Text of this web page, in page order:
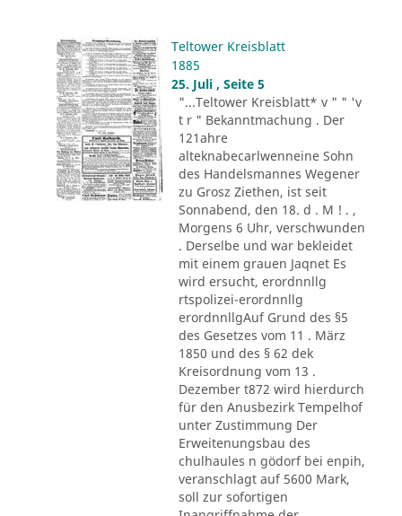
Teltower Kreisblatt
1885
25. Juli , Seite 5
"...Teltower Kreisblatt* v " " 'v
t r " Bekanntmachung . Der
121ahre
alteknabecarlwenneine Sohn
des Handelsmannes Wegener
zu Grosz Ziethen, ist seit
Sonnabend, den 18. d . M ! . ,
Morgens 6 Uhr, verschwunden
. Derselbe und war bekleidet
mit einem grauen Jaqnet Es
wird ersucht, erordnnllg
rtspolizei-erordnnllg
erordnnllgAuf Grund des §5
des Gesetzes vom 11 . März
1850 und des § 62 dek
Kreisordnung vom 13 .
Dezember t872 wird hierdurch
für den Anusbezirk Tempelhof
unter Zustimmung Der
Erweitenungsbau des
chulhaules n gödorf bei enpih,
veranschlagt auf 5600 Mark,
soll zur sofortigen